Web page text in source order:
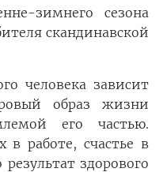
зимнего сезона
скандинавской
человека зависит
образ жизни
его частью.
в работе, счастье в
здорового